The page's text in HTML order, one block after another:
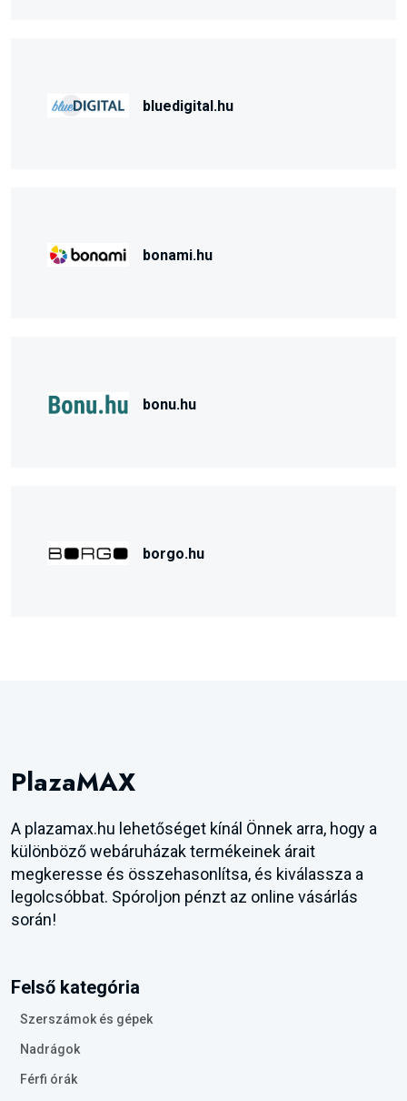
bluedigital.hu
bonami.hu
bonu.hu
borgo.hu
PlazaMAX
A plazamax.hu lehetőséget kínál Önnek arra, hogy a
különböző webáruházak termékeinek árait
megkeresse és összehasonlítsa, és kiválassza a
legolcsóbbat. Spóroljon pénzt az online vásárlás
során!
Felső kategória
Szerszámok és gépek
Nadrágok
Férfi órák